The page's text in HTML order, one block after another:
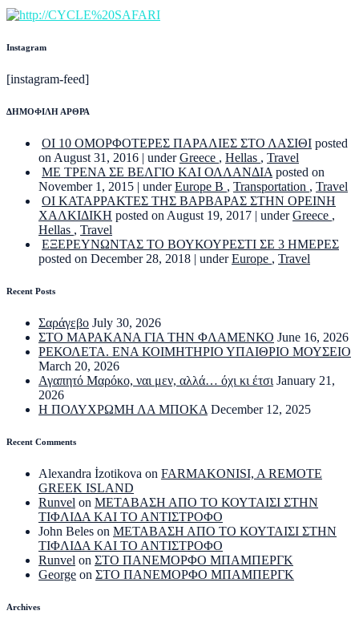
Instagram
[instagram-feed]
ΔΗΜΟΦΙΛΗ ΑΡΘΡΑ
ΟΙ 10 ΟΜΟΡΦΟΤΕΡΕΣ ΠΑΡΑΛΙΕΣ ΣΤΟ ΛΑΣΙΘΙ posted
on August 31, 2016 | underGreece , Hellas , Travel
ΜΕ ΤΡΕΝΑ ΣΕ ΒΕΛΓΙΟ ΚΑΙ ΟΛΛΑΝΔΙΑ posted on
November 1, 2015 | underEurope B , Transportation , Travel
ΟΙ ΚΑΤΑΡΡΑΚΤΕΣ ΤΗΣ ΒΑΡΒΑΡΑΣ ΣΤΗΝ ΟΡΕΙΝΗ
ΧΑΛΚΙΔΙΚΗ posted on August 19, 2017 | underGreece ,
Hellas , Travel
ΕΞΕΡΕΥΝΩΝΤΑΣ ΤΟ ΒΟΥΚΟΥΡΕΣΤΙ ΣΕ 3 ΗΜΕΡΕΣ
posted on December 28, 2018 | underEurope , Travel
Recent Posts
Σαράγεβο July 30, 2026
ΣΤΟ ΜΑΡΑΚΑΝΑ ΓΙΑ ΤΗΝ ΦΛΑΜΕΝΚΟ June 16, 2026
ΡΕΚΟΛΕΤΑ. ΕΝΑ ΚΟΙΜΗΤΗΡΙΟ ΥΠΑΙΘΡΙΟ ΜΟΥΣΕΙΟ
March 20, 2026
Αγαπητό Μαρόκο, ναι μεν, αλλά… όχι κι έτσι January 21,
2026
Η ΠΟΛΥΧΡΩΜΗ ΛΑ ΜΠΟΚΑ December 12, 2025
Recent Comments
Alexandra İzotikova on FARMAKONISI, A REMOTE
GREEK ISLAND
Runvel on ΜΕΤΑΒΑΣΗ ΑΠΟ ΤΟ ΚΟΥΤΑΙΣΙ ΣΤΗΝ
ΤΙΦΛΙΔΑ ΚΑΙ ΤΟ ΑΝΤΙΣΤΡΟΦΟ
John Beles on ΜΕΤΑΒΑΣΗ ΑΠΟ ΤΟ ΚΟΥΤΑΙΣΙ ΣΤΗΝ
ΤΙΦΛΙΔΑ ΚΑΙ ΤΟ ΑΝΤΙΣΤΡΟΦΟ
Runvel on ΣΤΟ ΠΑΝΕΜΟΡΦΟ ΜΠΑΜΠΕΡΓΚ
George on ΣΤΟ ΠΑΝΕΜΟΡΦΟ ΜΠΑΜΠΕΡΓΚ
Archives